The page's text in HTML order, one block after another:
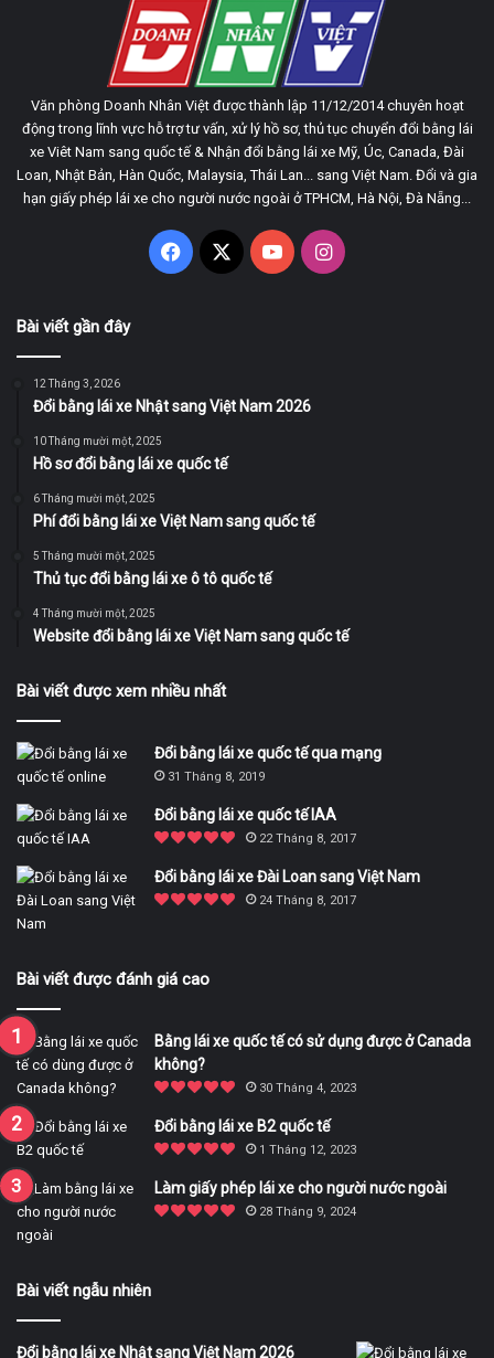
Văn phòng Doanh Nhân Việt được thành lập 11/12/2014 chuyên hoạt
động trong lĩnh vực hỗ trợ tư vấn, xử lý hồ sơ, thủ tục chuyển đổi bằng lái
xe Viêt Nam sang quốc tế & Nhận đổi bằng lái xe Mỹ, Úc, Canada, Đài
Loan, Nhật Bản, Hàn Quốc, Malaysia, Thái Lan... sang Việt Nam. Đổi và gia
hạn giấy phép lái xe cho người nước ngoài ở TPHCM, Hà Nội, Đà Nẵng...
Facebook
X YouTubeInstagram
Bài viết gần đây
12 Tháng 3, 2026
Đổi bằng lái xe Nhật sang Việt Nam 2026
10 Tháng mười một, 2025
Hồ sơ đổi bằng lái xe quốc tế
6 Tháng mười một, 2025
Phí đổi bằng lái xe Việt Nam sang quốc tế
5 Tháng mười một, 2025
Thủ tục đổi bằng lái xe ô tô quốc tế
4 Tháng mười một, 2025
Website đổi bằng lái xe Việt Nam sang quốc tế
Bài viết được xem nhiều nhất
Đổi bằng lái xe quốc tế qua mạng
31 Tháng 8, 2019
Đổi bằng lái xe quốc tế IAA
22 Tháng 8, 2017
Đổi bằng lái xe Đài Loan sang Việt Nam
24 Tháng 8, 2017
Bài viết được đánh giá cao
Bằng lái xe quốc tế có sử dụng được ở Canada
không?
30 Tháng 4, 2023
Đổi bằng lái xe B2 quốc tế
1 Tháng 12, 2023
Làm giấy phép lái xe cho người nước ngoài
28 Tháng 9, 2024
Bài viết ngẫu nhiên
Đổi bằng lái xe Nhật sang Việt Nam 2026